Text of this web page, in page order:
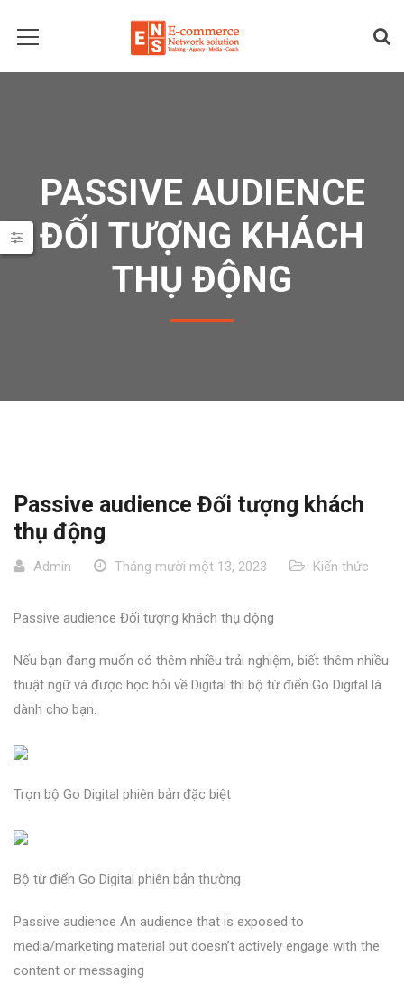
PASSIVE AUDIENCE
ĐỐI TƯỢNG KHÁCH
THỤ ĐỘNG
Passive audience Đối tượng khách
thụ động
Admin Tháng mười một 13, 2023 Kiến thức
Passive audience Đối tượng khách thụ động
Nếu bạn đang muốn có thêm nhiều trải nghiệm, biết thêm nhiều
thuật ngữ và được học hỏi về Digital thì bộ từ điển Go Digital là
dành cho bạn.
Trọn bộ Go Digital phiên bản đặc biệt
Bộ từ điển Go Digital phiên bản thường
Passive audience An audience that is exposed to
media/marketing material but doesn’t actively engage with the
content or messaging